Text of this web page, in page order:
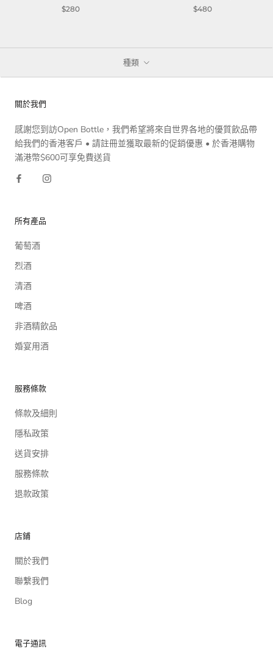
$280
$480
種類
關於我們
感謝您到訪Open Bottle，我們希望將來自世界各地的優質飲品帶
給我們的香港客戶 • 請註冊並獲取最新的促銷優惠 • 於香港購物
滿港幣$600可享免費送貨
所有產品
葡萄酒
烈酒
清酒
啤酒
非酒精飲品
婚宴用酒
服務條款
條款及細則
隱私政策
送貨安排
服務條款
退款政策
店鋪
關於我們
聯繫我們
Blog
電子通訊